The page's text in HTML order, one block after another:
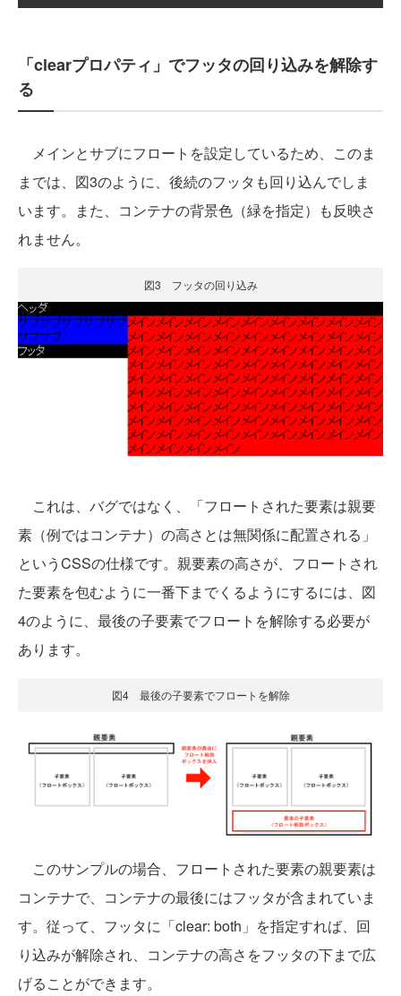
「clearプロパティ」でフッタの回り込みを解除す
る
メインとサブにフロートを設定しているため、このま
までは、図3のように、後続のフッタも回り込んでしま
います。また、コンテナの背景色（緑を指定）も反映さ
れません。
図3 フッタの回り込み
これは、バグではなく、「フロートされた要素は親要
素（例ではコンテナ）の高さとは無関係に配置される」
というCSSの仕様です。親要素の高さが、フロートされ
た要素を包むように一番下までくるようにするには、図
4のように、最後の子要素でフロートを解除する必要が
あります。
図4 最後の子要素でフロートを解除
このサンプルの場合、フロートされた要素の親要素は
コンテナで、コンテナの最後にはフッタが含まれていま
す。従って、フッタに「clear: both」を指定すれば、回
り込みが解除され、コンテナの高さをフッタの下まで広
げることができます。